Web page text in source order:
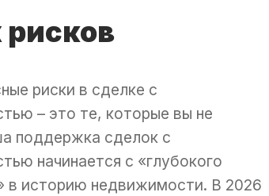
риски в сделке с
– это те, которые вы не
поддержка сделок с
начинается с «глубокого
в историю недвижимости. В 2026